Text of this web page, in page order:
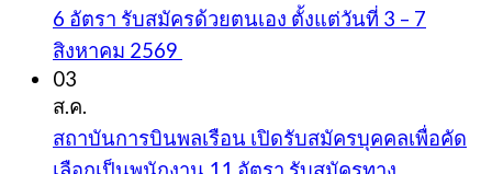
6 อัตรา รับสมัครด้วยตนเอง ตั้งแต่วันที่ 3 – 7
สิงหาคม 2569
03
ส.ค.
สถาบันการบินพลเรือน เปิดรับสมัครบุคคลเพื่อคัด